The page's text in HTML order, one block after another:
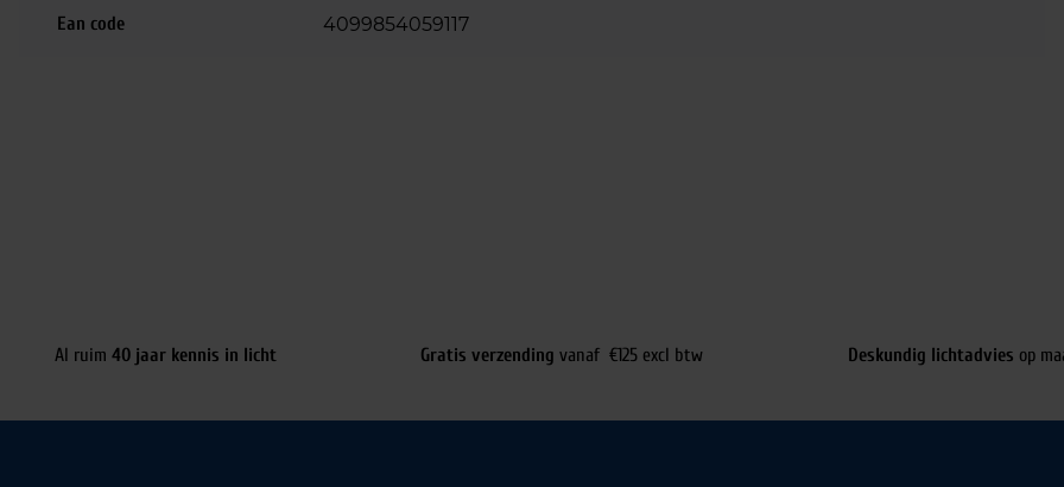
Ean code 4099854059117
Al ruim 40 jaar kennis in licht Gratis verzending vanaf €125 excl btw Deskundig lichtadvies op